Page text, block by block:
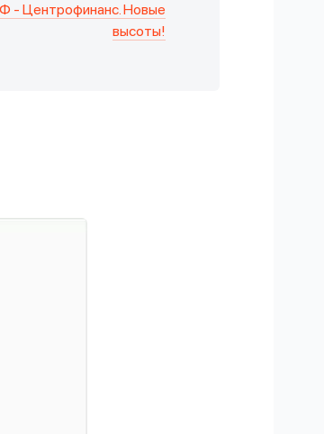
- Центрофинанс. Новые
высоты!